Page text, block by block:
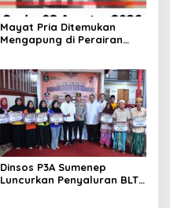
Mayat Pria Ditemukan
Mengapung di Perairan
Dinsos P3A Sumenep
Luncurkan Penyaluran BLT